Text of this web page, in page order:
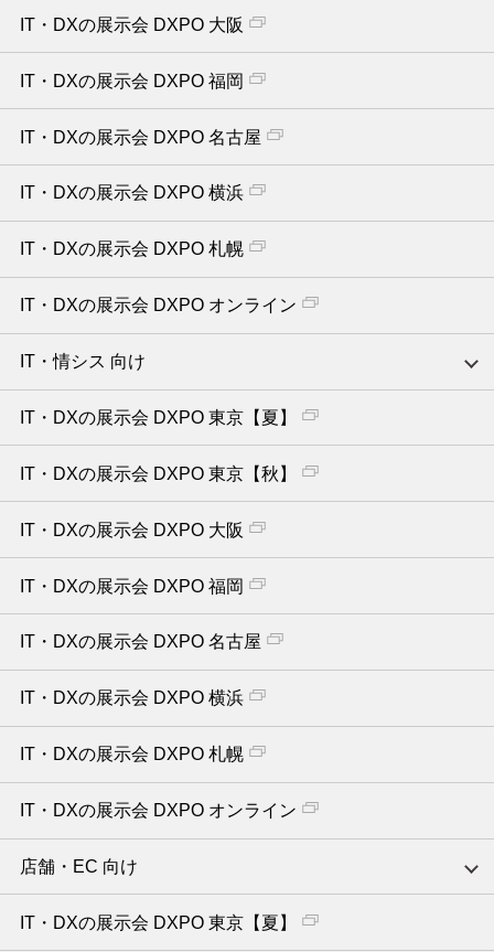
IT・DXの展示会 DXPO 大阪
IT・DXの展示会 DXPO 福岡
IT・DXの展示会 DXPO 名古屋
IT・DXの展示会 DXPO 横浜
IT・DXの展示会 DXPO 札幌
IT・DXの展示会 DXPO オンライン
IT・情シス 向け
IT・DXの展示会 DXPO 東京【夏】
IT・DXの展示会 DXPO 東京【秋】
IT・DXの展示会 DXPO 大阪
IT・DXの展示会 DXPO 福岡
IT・DXの展示会 DXPO 名古屋
IT・DXの展示会 DXPO 横浜
IT・DXの展示会 DXPO 札幌
IT・DXの展示会 DXPO オンライン
店舗・EC 向け
IT・DXの展示会 DXPO 東京【夏】